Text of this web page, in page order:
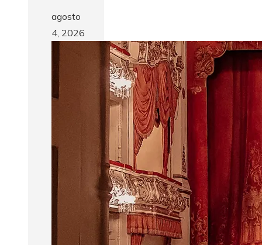
agosto
4, 2026